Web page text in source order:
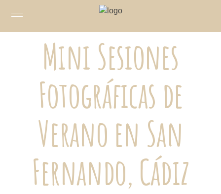
Mini Sesiones
Fotográficas de
Verano en San
Fernando, Cádiz